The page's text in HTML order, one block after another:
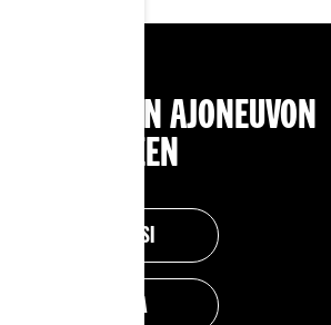
AJONEUVON
VALITSEMISEEN
SUUNNITTELE OMASI
AUTA VALINNASSA